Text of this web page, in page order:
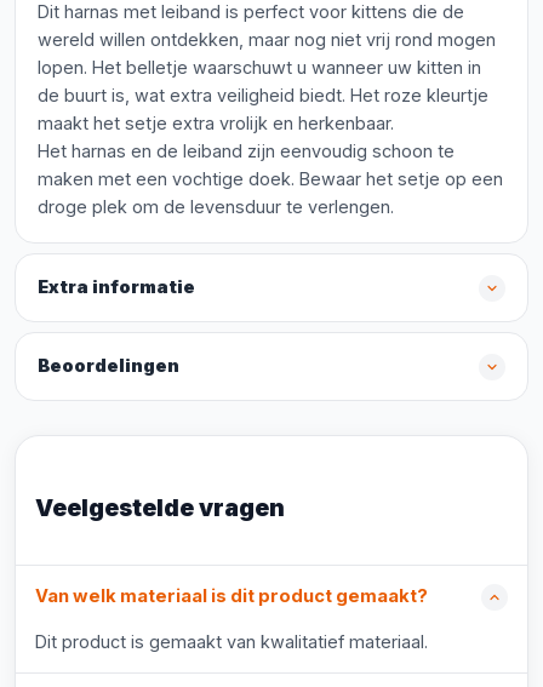
Dit harnas met leiband is perfect voor kittens die de
wereld willen ontdekken, maar nog niet vrij rond mogen
lopen. Het belletje waarschuwt u wanneer uw kitten in
de buurt is, wat extra veiligheid biedt. Het roze kleurtje
maakt het setje extra vrolijk en herkenbaar.
Het harnas en de leiband zijn eenvoudig schoon te
maken met een vochtige doek. Bewaar het setje op een
droge plek om de levensduur te verlengen.
Extra informatie
Beoordelingen
Veelgestelde vragen
Van welk materiaal is dit product gemaakt?
Dit product is gemaakt van kwalitatief materiaal.